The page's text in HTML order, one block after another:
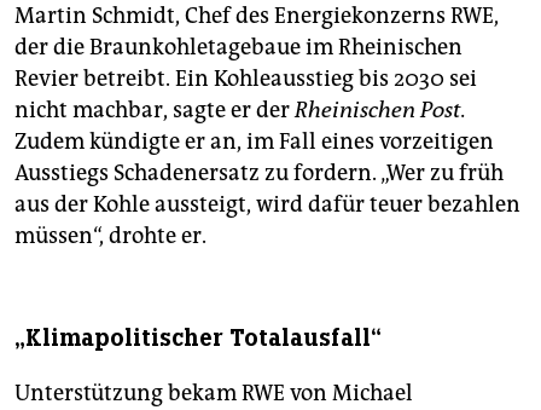
Martin Schmidt, Chef des Energiekonzerns RWE,
der die Braunkohletagebaue im Rheinischen
Revier betreibt. Ein Kohleausstieg bis 2030 sei
nicht machbar, sagte er derRheinischen Post.
Zudem kündigte er an, im Fall eines vorzeitigen
Ausstiegs Schadenersatz zu fordern. „Wer zu früh
aus der Kohle aussteigt, wird dafür teuer bezahlen
müssen“, drohte er.
„Klimapolitischer Totalausfall“
Unterstützung bekam RWE von Michael